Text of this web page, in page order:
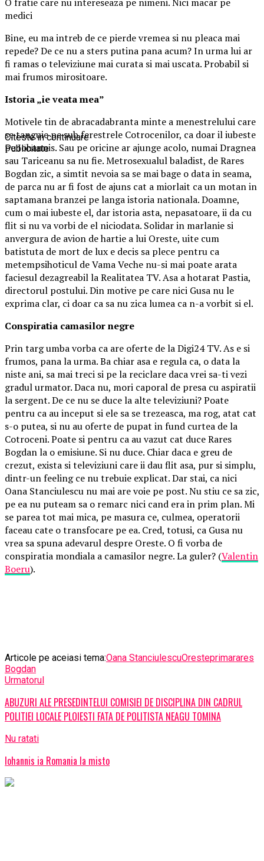
medici
Bine, eu ma intreb de ce pierde vremea si nu pleaca mai
repede? De ce nu a sters putina pana acum? In urma lui ar
fi ramas o televiziune mai curata si mai uscata. Probabil si
mai frumos mirositoare.
Istoria „ie veata mea”
Motivele tin de abracadabranta minte a menestrelului care
se tanguie pe sub ferestrele Cotrocenilor, ca doar il iubeste
pe Iohannis. Sau pe oricine ar ajunge acolo, numai Dragnea
sau Tariceanu sa nu fie. Metrosexualul baladist, de Rares
Bogdan zic, a simtit nevoia sa se mai bage o data in seama,
de parca nu ar fi fost de ajuns cat a miorlait ca un motan in
saptamana branzei pe langa istoria nationala. Doamne,
cum o mai iubeste el, dar istoria asta, nepasatoare, ii da cu
flit si nu va vorbi de el niciodata. Solidar in marlanie si
anvergura de avion de hartie a lui Oreste, uite cum
batistuta de mort de lux e decis sa plece pentru ca
metempsihoticul de Vama Veche nu-si mai poate arata
faciesul dezagreabil la Realitatea TV. Asa a hotarat Pastia,
directorul postului. Din motive pe care nici Gusa nu le
exprima clar, ci doar ca sa nu zica lumea ca n-a vorbit si el.
Conspiratia camasilor negre
Prin targ umba vorba ca are oferte de la Digi24 TV. As e si
frumos, pana la urma. Ba chiar asa e regula ca, o data la
niste ani, sa mai treci si pe la reciclare daca vrei sa-ti vezi
gradul urmator. Daca nu, mori caporal de presa cu aspiratii
la sergent. De ce nu se duce la alte televiziuni? Poate
pentru ca au inceput si ele sa se trezeasca, ma rog, atat cat
s-o putea, si nu au oferte de pupat in fund curtea de la
Cotroceni. Poate si pentru ca au vazut cat duce Rares
Bogdan la o emisiune. Si nu duce. Chiar daca e greu de
crezut, exista si televiziuni care ii dau flit asa, pur si simplu,
dintr-un feeling ce nu trebuie explicat. Dar stai, ca nici
Oana Stanciulescu nu mai are voie pe post. Nu stiu ce sa zic,
pe ea nu puteam sa o remarc nici cand era in prim plan. Mi
se parea tot mai mica, pe masura ce, culmea, operatorii
faceau cate o transfocare pe ea. Cred, totusi, ca Gusa nu
vrea sa spuna adevarul despre Oreste. O fi vorba de
conspiratia mondiala a camasilor negre. La guler? (Valentin
Boeru).
Articole pe aceiasi tema:Oana StanciulescuOresteprimarares
Bogdan
Urmatorul
ABUZURI ALE PRESEDINTELUI COMISIEI DE DISCIPLINA DIN CADRUL
POLITIEI LOCALE PLOIESTI FATA DE POLITISTA NEAGU TOMINA
Nu ratati
Iohannis ia Romania la misto
Citeste in continuare
Publicitate